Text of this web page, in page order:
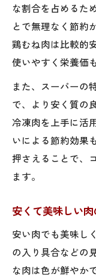
な割合を占めるた
とで無理なく節約
鶏むね肉は比較的
使いやすく栄養価
また、スーパーの
で、より安く質の
冷凍肉を上手に活
いによる節約効果
押さえることで、
ます。
安くて美味しい
安い肉でも美味し
の入り具合などの
な肉は色が鮮やか